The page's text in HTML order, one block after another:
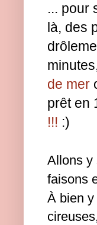
... pour
là, des
de mer
prêt en
!!! :)
Allons y
faisons
À bien